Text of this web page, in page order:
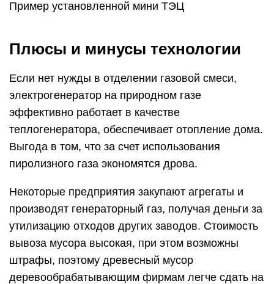
Пример установленной мини ТЭЦ
Плюсы и минусы технологии
Если нет нужды в отделении газовой смеси,
электрогенератор на природном газе
эффективно работает в качестве
теплогенератора, обеспечивает отопление дома.
Выгода в том, что за счет использования
пиролизного газа экономятся дрова.
Некоторые предприятия закупают агрегаты и
производят генераторный газ, получая деньги за
утилизацию отходов других заводов. Стоимость
вывоза мусора высокая, при этом возможны
штрафы, поэтому древесный мусор
деревообрабатывающим фирмам легче сдать на